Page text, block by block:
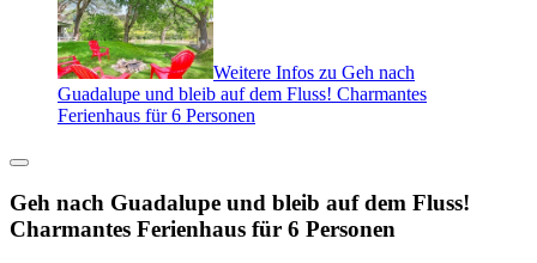
Weitere Infos zu Geh nach
Guadalupe und bleib auf dem Fluss! Charmantes
Ferienhaus für 6 Personen
Geh nach Guadalupe und bleib auf dem Fluss!
Charmantes Ferienhaus für 6 Personen